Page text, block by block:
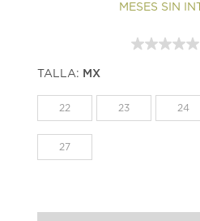
MESES SIN
TALLA: MX
22 23 24
27